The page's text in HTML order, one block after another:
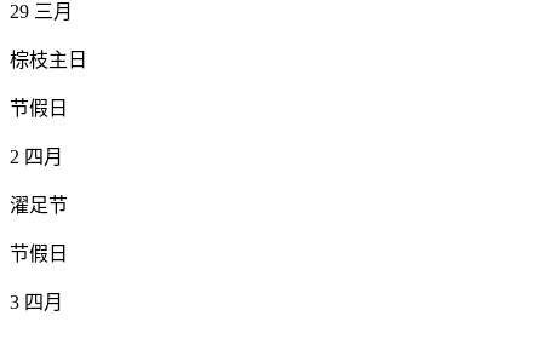
29 三月
棕枝主日
节假日
2 四月
濯足节
节假日
3 四月